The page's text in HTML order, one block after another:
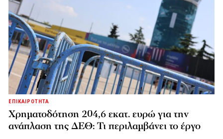
ΕΠΙΚΑΙΡΟΤΗΤΑ
Χρηματοδότηση 204,6 εκατ. ευρώ για την
ανάπλαση της ΔΕΘ: Τι περιλαμβάνει το έργο